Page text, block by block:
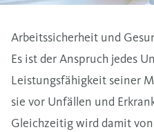
Arbeitssicherheit und
Es ist der Anspruch jedes
Leistungsfähigkeit seiner
sie vor Unfällen und
Gleichzeitig wird damit